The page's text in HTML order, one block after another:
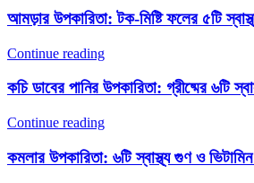
আমড়ার উপকারিতা: টক-মিষ্টি ফলের ৫টি
Continue reading
কচি ডাবের পানির উপকারিতা: গ্রীষ্মের ৬টি
Continue reading
কমলার উপকারিতা: ৬টি স্বাস্থ্য গুণ ও